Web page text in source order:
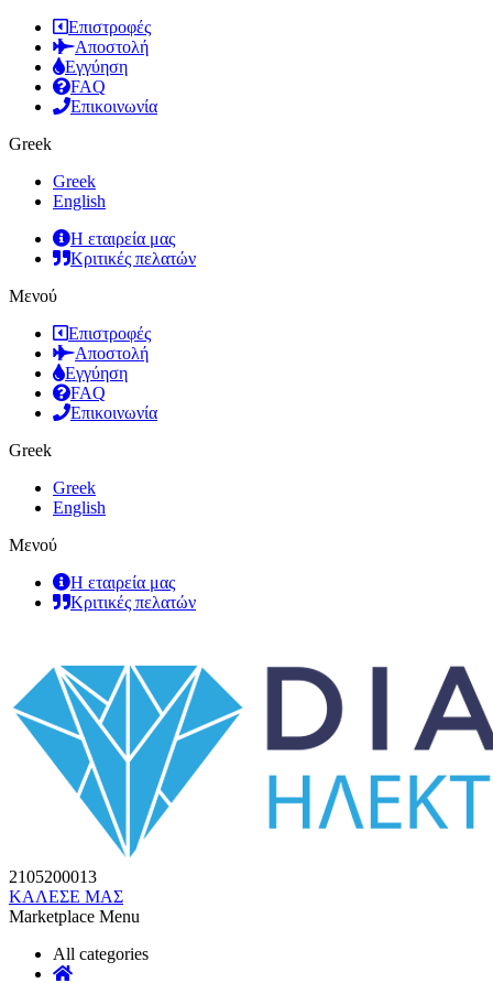
Επιστροφές
Αποστολή
Εγγύηση
FAQ
Επικοινωνία
Greek
Greek
English
Η εταιρεία μας
Κριτικές πελατών
Μενού
Επιστροφές
Αποστολή
Εγγύηση
FAQ
Επικοινωνία
Greek
Greek
English
Μενού
Η εταιρεία μας
Κριτικές πελατών
2105200013
ΚΑΛΕΣΕ ΜΑΣ
Marketplace Menu
All categories